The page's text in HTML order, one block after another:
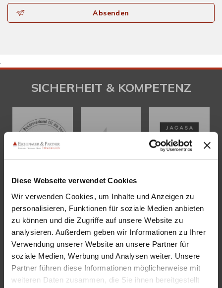
Diese Webseite verwendet Cookies
Wir verwenden Cookies, um Inhalte und Anzeigen zu
personalisieren, Funktionen für soziale Medien anbieten
zu können und die Zugriffe auf unsere Website zu
analysieren. Außerdem geben wir Informationen zu Ihrer
Verwendung unserer Website an unsere Partner für
soziale Medien, Werbung und Analysen weiter. Unsere
Partner führen diese Informationen möglicherweise mit
weiteren Daten zusammen, die Sie ihnen bereitgestellt
Absenden
.
SICHERHEIT & KOMPETENZ
KONTAKT
Eschenauer & Partner Immobilien
Immobilienmakler HEIDELBERG
Immobilien Heidelberg
Akademiestraße 1, 69117 Heidelberg